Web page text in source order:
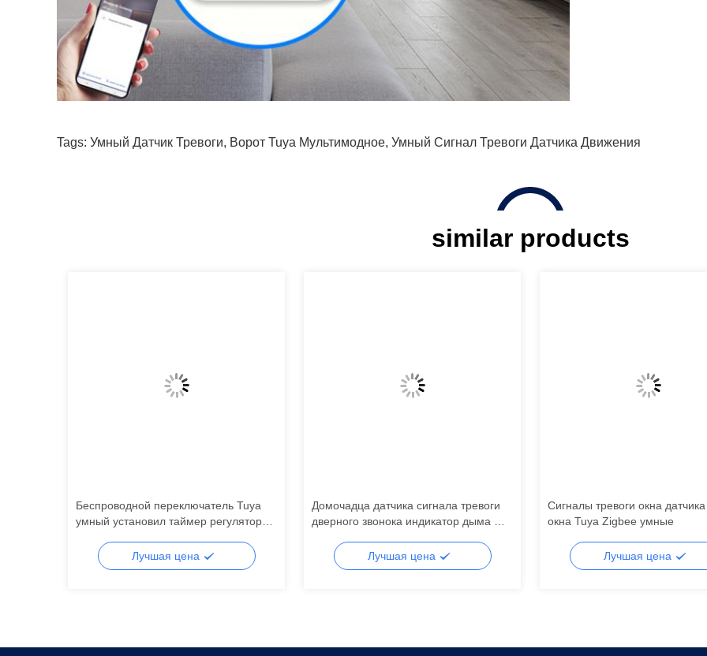
Tags: Умный Датчик Тревоги, Ворот Tuya Мультимодное, Умный Сигнал Тревоги Датчика Движения
similar products
Беспроводной переключатель Tuya
умный установил таймер регулятора
Лучшая цена
Домочадца датчика сигнала тревоги
дверного звонока индикатор дыма Wifi
Лучшая цена
Сигналы тревоги окна
окна Tuya Zigbee умные
Лучшая цена